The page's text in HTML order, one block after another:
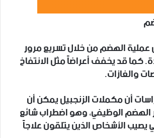
عملية الهضم من خلال تسريع مرور
كما قد يخفف أعراضاً مثل الانتفاخ
والغازات.
أن مكملات الزنجبيل يمكن أن
الوظيفي، وهو اضطراب شائع
الأشخاص الذين يتلقون علاجاً